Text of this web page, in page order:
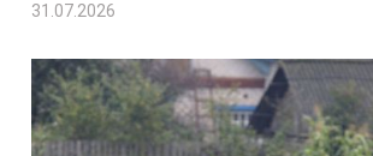
31.07.2026